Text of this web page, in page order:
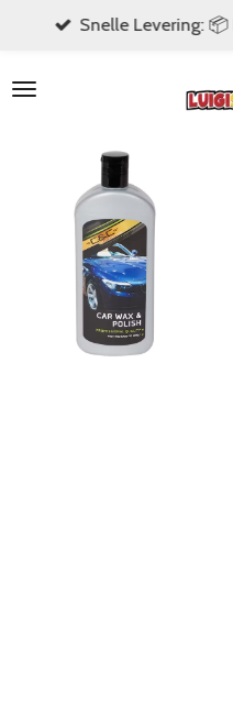
naar
hoofdinhoud
Snelle Levering: